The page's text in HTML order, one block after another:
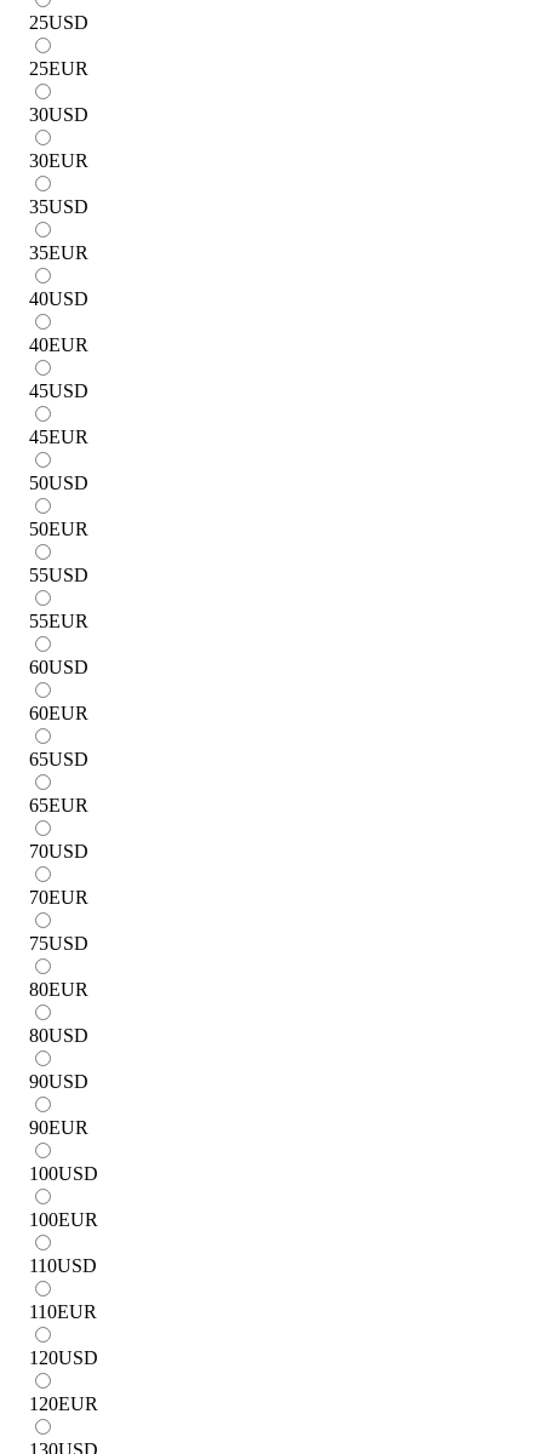
25USD
25EUR
30USD
30EUR
35USD
35EUR
40USD
40EUR
45USD
45EUR
50USD
50EUR
55USD
55EUR
60USD
60EUR
65USD
65EUR
70USD
70EUR
75USD
80EUR
80USD
90USD
90EUR
100USD
100EUR
110USD
110EUR
120USD
120EUR
130USD